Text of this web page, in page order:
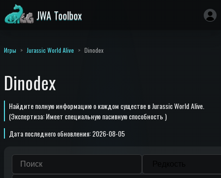
JWA Toolbox
Игры Jurassic World Alive Dinodex
Dinodex
Найдите полную информацию о каждом существе в Jurassic World Alive.
(Экспертиза: Имеет специальную пасивную способность )
Дата последнего обновления: 2026-08-05